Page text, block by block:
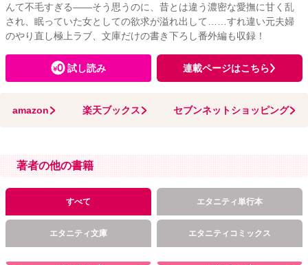
んて不毛すぎる――そう思うのに、昔とは違う濃密な愛撫に甘く乱
され、眠っていた女としての欲求が溢れ出して……すれ違い元夫婦
のやり直し極上ラブ、文庫だけの書き下ろし番外編も収録！
試し読み 連載ページはこちら
amazon 楽天ブックス セブンネットショッピング
著者の他の書籍
すべて エタニティ単行本
エタニティ文庫 エタニティコミックス